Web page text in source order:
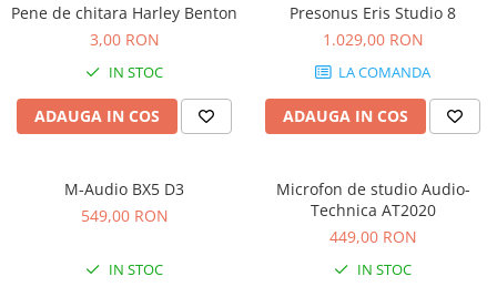
Microfoane
Accesorii de microfoane
Capsule de microfon
Case-uri de microfoane
Microfoane de broadcast
Microfoane de masurare si
calibrare
Microfoane de Suprafata
Pene de chitara Harley Benton
3,00 RON
IN STOC
ADAUGA IN COS
Presonus Eris Studio 8
1.029,00 RON
LA COMANDA
ADAUGA IN COS
M-Audio BX5 D3
549,00 RON
IN STOC
Microfon de studio Audio-
Technica AT2020
449,00 RON
IN STOC